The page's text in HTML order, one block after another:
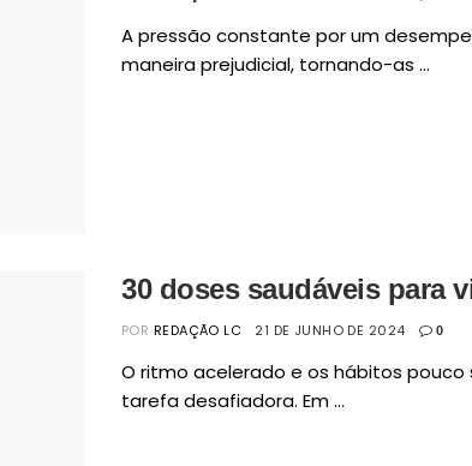
A pressão constante por um
maneira prejudicial, tornando-as ...
30 doses saudáveis para
POR REDAÇÃO LC 21 DE JUNHO DE 2024 0
O ritmo acelerado e os hábitos
tarefa desafiadora. Em ...